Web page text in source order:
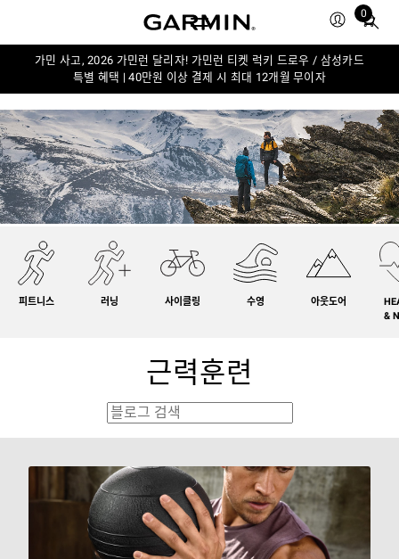
0
Total
in
가민 사고, 2026 가민런 달리자! 가민런 티켓 럭키 드로우 / 삼성카드
특별 혜택 | 40만원 이상 결제 시 최대 12개월 무이자
피트니스 러닝 사이클링 수영 아웃도어
&
근력훈련